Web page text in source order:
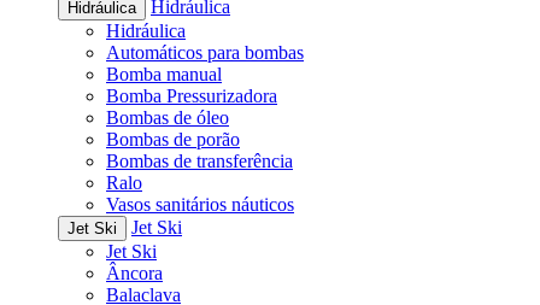
Hidráulica
Hidráulica
Hidráulica
Automáticos para bombas
Bomba manual
Bomba Pressurizadora
Bombas de óleo
Bombas de porão
Bombas de transferência
Ralo
Vasos sanitários náuticos
Jet Ski
Jet Ski
Jet Ski
Âncora
Balaclava